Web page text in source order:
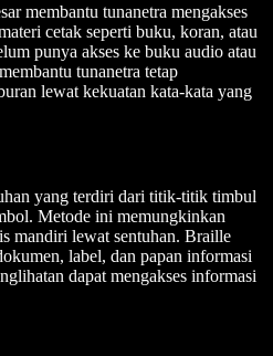
membantu tunanetra mengakses
cetak seperti buku, koran, atau
punya akses ke buku audio atau
tunanetra tetap
lewat kekuatan kata-kata yang
yang terdiri dari titik-titik timbul
Metode ini memungkinkan
mandiri lewat sentuhan. Braille
label, dan papan informasi
dapat mengakses informasi